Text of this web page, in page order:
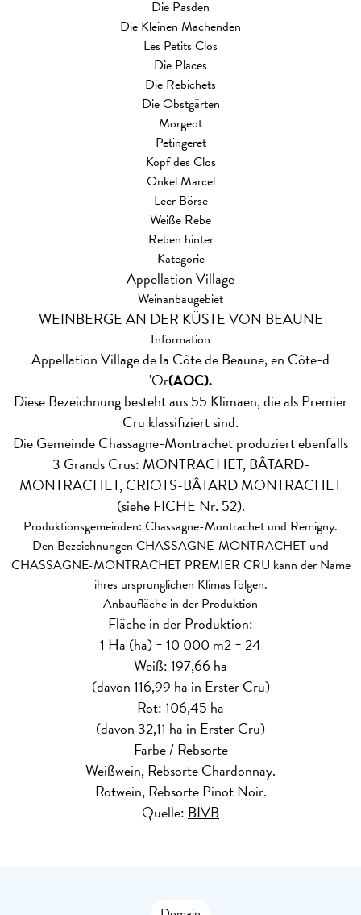
Die Pasden
Die Kleinen Machenden
Les Petits Clos
Die Places
Die Rebichets
Die Obstgärten
Morgeot
Petingeret
Kopf des Clos
Onkel Marcel
Leer Börse
Weiße Rebe
Reben hinter
Kategorie
Appellation Village
Weinanbaugebiet
WEINBERGE AN DER KÜSTE VON BEAUNE
Information
Appellation Village de la Côte de Beaune, en Côte-d
'Or(AOC).
Diese Bezeichnung besteht aus 55 Klimaen, die als Premier
Cru klassifiziert sind.
Die Gemeinde Chassagne-Montrachet produziert ebenfalls
3 Grands Crus: MONTRACHET, BÂTARD-
MONTRACHET, CRIOTS-BÂTARD MONTRACHET
(siehe FICHE Nr. 52).
Produktionsgemeinden: Chassagne-Montrachet und Remigny.
Den Bezeichnungen CHASSAGNE-MONTRACHET und
CHASSAGNE-MONTRACHET PREMIER CRU kann der Name
ihres ursprünglichen Klimas folgen.
Anbaufläche in der Produktion
Fläche in der Produktion:
1 Ha (ha) = 10 000 m2 = 24
Weiß: 197,66 ha
(davon 116,99 ha in Erster Cru)
Rot: 106,45 ha
(davon 32,11 ha in Erster Cru)
Farbe / Rebsorte
Weißwein, Rebsorte Chardonnay.
Rotwein, Rebsorte Pinot Noir.
Quelle: BIVB